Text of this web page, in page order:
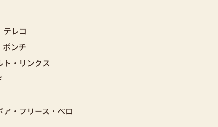
テレコ
ポンチ
ト・リンクス
ア・フリース・ベロ